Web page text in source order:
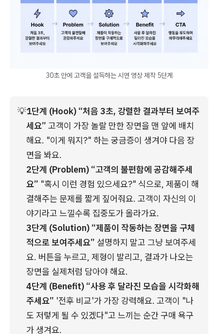
30초 안에 고객을 설득하는 시연 영상 제작 5단계
💡1단계 (Hook) “처음 3초, 강렬한 결과부터 보여주
세요” 고객이 가장 놀랄 만한 장면을 맨 앞에 배치
해요. "이게 뭐지?" 하는 궁금증이 생겨야 다음 장
면을 봐요.
2단계 (Problem) “고객의 불편함에 공감해주세
요” "혹시 이런 경험 있으세요?" 식으로, 제품이 해
결해주는 문제를 짧게 짚어줘요. 고객이 자신의 이
야기라고 느낄수록 집중도가 올라가요.
3단계 (Solution) “제품이 작동하는 장면을 구체
적으로 보여주세요” 설명하지 말고 그냥 보여주세
요. 버튼을 누르고, 제형이 발리고, 결과가 나오는
장면을 실제처럼 담아야 해요.
4단계 (Benefit) “사용 후 달라진 모습을 시각화해
주세요” '전후 비교'가 가장 강력해요. 고객이 "나
도 저렇게 될 수 있겠다"고 느끼는 순간 구매 욕구
가 생겨요.